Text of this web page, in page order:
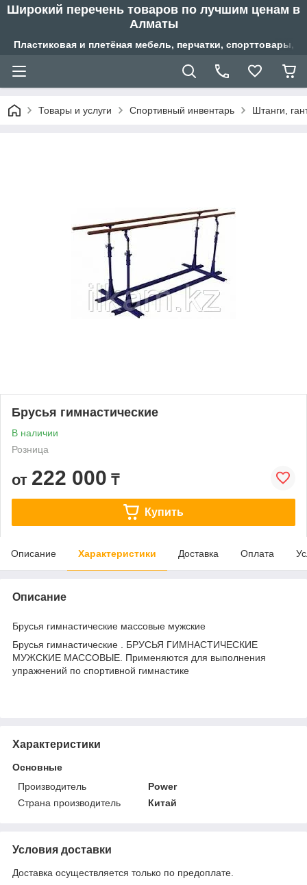
Широкий перечень товаров по лучшим ценам в
Алматы
Пластиковая и плетёная мебель, перчатки,
Товары и услуги Спортивный инвентарь Штанги,
Брусья гимнастические
В наличии
Розница
от 222 000 ₸
Купить
Описание Характеристики Доставка Оплата
Описание
Брусья гимнастические массовые мужские
Брусья гимнастические . БРУСЬЯ ГИМНАСТИЧЕСКИЕ
МУЖСКИЕ МАССОВЫЕ. Применяются для выполнения
упражнений по спортивной гимнастике
Характеристики
Основные
Производитель
Power
Страна производитель
Китай
Условия доставки
Доставка осуществляется только по предоплате.